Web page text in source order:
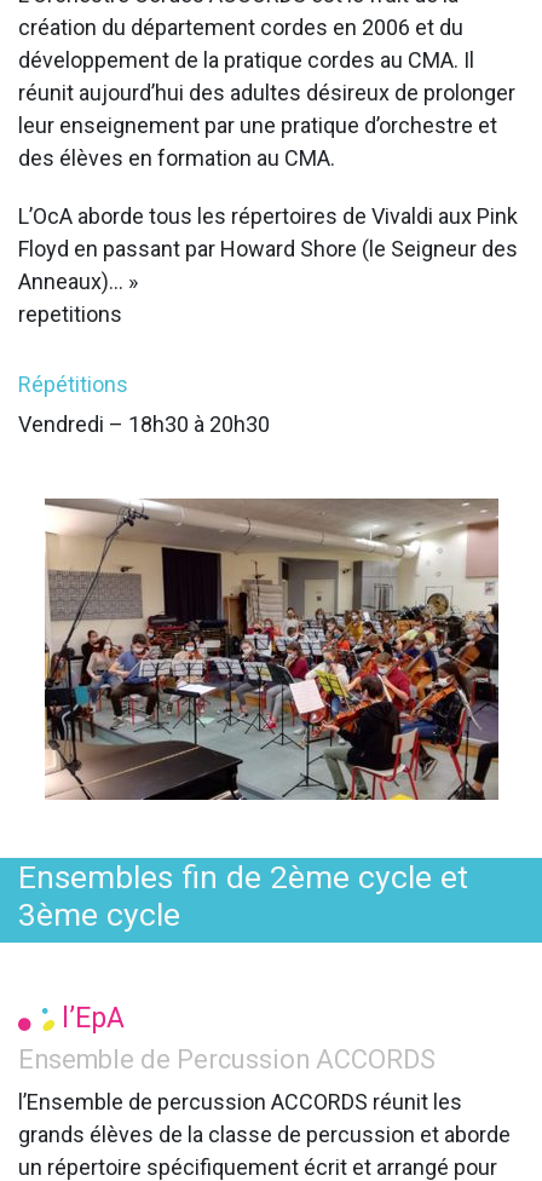
création du département cordes en 2006 et du
développement de la pratique cordes au CMA. Il
réunit aujourd’hui des adultes désireux de prolonger
leur enseignement par une pratique d’orchestre et
des élèves en formation au CMA.
L’OcA aborde tous les répertoires de Vivaldi aux Pink
Floyd en passant par Howard Shore (le Seigneur des
Anneaux)… »
repetitions
Répétitions
Vendredi – 18h30 à 20h30
Ensembles fin de 2ème cycle et
3ème cycle
l’EpA
Ensemble de Percussion ACCORDS
l’Ensemble de percussion ACCORDS réunit les
grands élèves de la classe de percussion et aborde
un répertoire spécifiquement écrit et arrangé pour